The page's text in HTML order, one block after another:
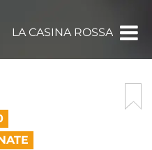
LA CASINA ROSSA